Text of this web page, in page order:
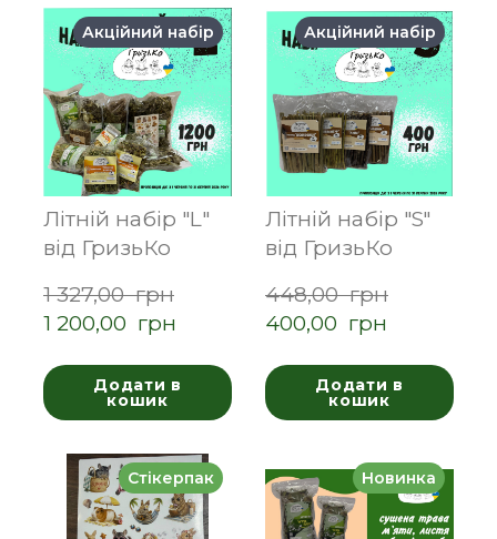
Акційний набір
Літній набір "L"
від ГризьКо
1 327,00  грн
1 200,00  грн
Додати в
кошик
Акційний набір
Літній набір "S"
від ГризьКо
448,00  грн
400,00  грн
Додати в
кошик
Стікерпак Новинка